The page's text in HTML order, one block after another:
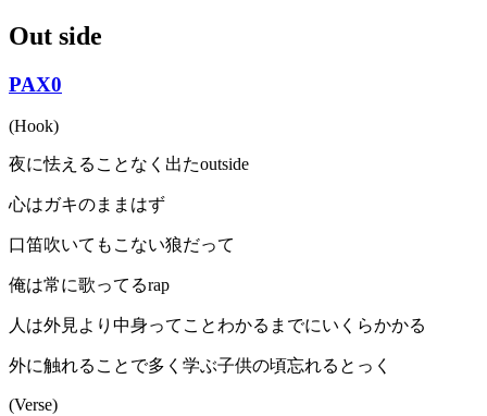
Out side
PAX0
(Hook)
夜に怯えることなく出たoutside
心はガキのままはず
口笛吹いてもこない狼だって
俺は常に歌ってるrap
人は外見より中身ってことわかるまでにいくらかかる
外に触れることで多く学ぶ子供の頃忘れるとっく
(Verse)